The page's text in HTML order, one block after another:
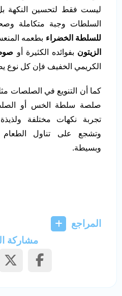
ليست فقط لتحسين
السلطات وجبة متكاملة
للسلطة الخضراء بطعمه
الزيتون بفوائده الكثيرة أو
الكريمي الخفيف فإن كل
كما أن التنويع في الصلصات
صلصة سلطة الخس أو
تجربة نكهات مختلفة
وتشجع على تناول
وبسيطة.
المراجع
مشاركة